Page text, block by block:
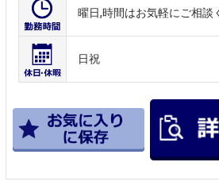
曜日,時間はお気軽にご相談
日祝